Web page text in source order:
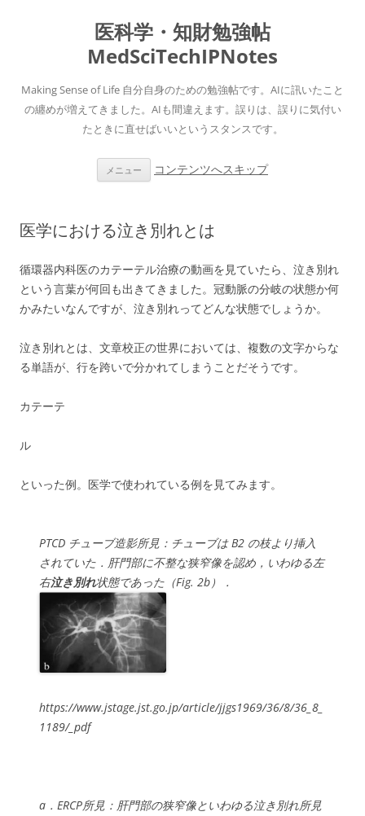
医科学・知財勉強帖
MedSciTechIPNotes
Making Sense of Life 自分自身のための勉強帖です。AIに訊いたこと
の纏めが増えてきました。AIも間違えます。誤りは、誤りに気付い
たときに直せばいいというスタンスです。
メニュー コンテンツへスキップ
医学における泣き別れとは
循環器内科医のカテーテル治療の動画を見ていたら、泣き別れ
という言葉が何回も出きてきました。冠動脈の分岐の状態か何
かみたいなんですが、泣き別れってどんな状態でしょうか。
泣き別れとは、文章校正の世界においては、複数の文字からな
る単語が、行を跨いで分かれてしまうことだそうです。
カテーテ
ル
といった例。医学で使われている例を見てみます。
PTCD チューブ造影所見：チューブは B2 の枝より挿入
されていた．肝門部に不整な狭窄像を認め，いわゆる左
右泣き別れ状態であった（Fig. 2b）．
https://www.jstage.jst.go.jp/article/jjgs1969/36/8/36_8_
1189/_pdf
a．ERCP所見：肝門部の狭窄像といわゆる泣き別れ所見